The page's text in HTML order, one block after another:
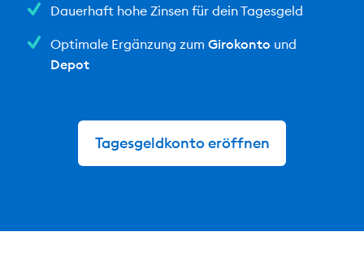
Dauerhaft hohe Zinsen für dein Tagesgeld
Optimale Ergänzung zum Girokonto und
Depot
Tagesgeldkonto eröffnen